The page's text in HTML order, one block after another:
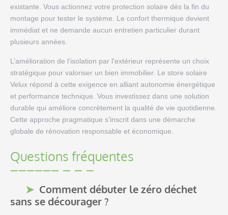
existante. Vous actionnez votre protection solaire dès la fin du
montage pour tester le système. Le confort thermique devient
immédiat et ne demande aucun entretien particulier durant
plusieurs années.
L’amélioration de l’isolation par l’extérieur représente un choix
stratégique pour valoriser un bien immobilier. Le store solaire
Velux répond à cette exigence en alliant autonomie énergétique
et performance technique. Vous investissez dans une solution
durable qui améliore concrètement la qualité de vie quotidienne.
Cette approche pragmatique s’inscrit dans une démarche
globale de rénovation responsable et économique.
Questions fréquentes
Comment débuter le zéro déchet
sans se décourager ?